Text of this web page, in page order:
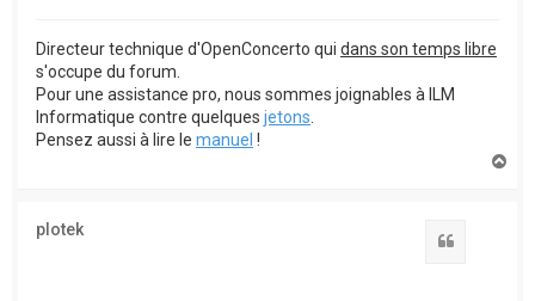
Directeur technique d'OpenConcerto qui dans son temps libre
s'occupe du forum.
Pour une assistance pro, nous sommes joignables à ILM
Informatique contre quelques jetons.
Pensez aussi à lire le manuel !
plotek